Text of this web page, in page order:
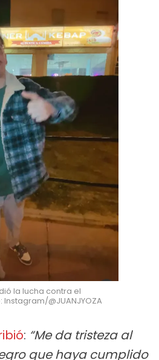
la lucha contra el
Instagram/@JUANJYOZA
: “Me da tristeza al
que haya cumplido